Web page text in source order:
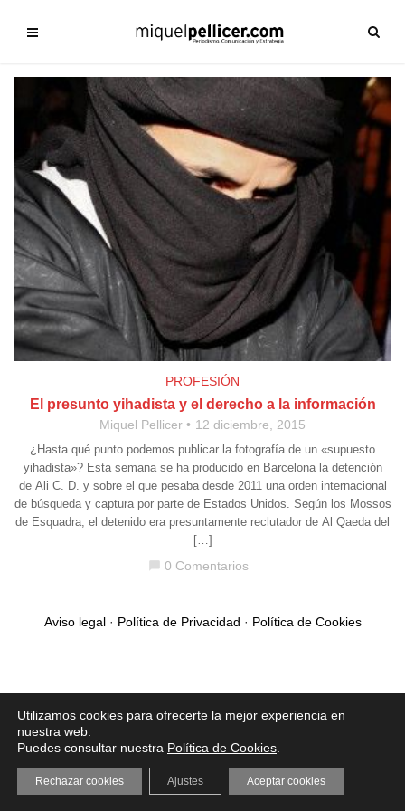
PROFESIÓN
El presunto yihadista y el derecho a la información
Miquel Pellicer 12 diciembre, 2015
¿Hasta qué punto podemos publicar la fotografía de un «supuesto
yihadista»? Esta semana se ha producido en Barcelona la detención
de Ali C. D. y sobre el que pesaba desde 2011 una orden internacional
de búsqueda y captura por parte de Estados Unidos. Según los Mossos
de Esquadra, el detenido era presuntamente reclutador de Al Qaeda del
[…]
0 Comentarios
Aviso legal· Política de Privacidad · Política de Cookies
Utilizamos cookies para ofrecerte la mejor experiencia en
nuestra web.
Puedes consultar nuestra Política de Cookies
Aceptar cookies
Rechazar cookies Ajustes